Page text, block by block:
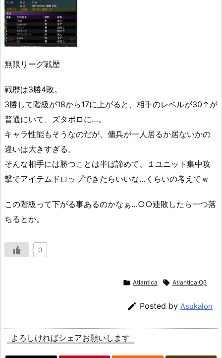
無限リーグ戦歴
戦歴は3勝4敗。
3勝して階級が18から17に上がると、相手のレベルが30↑が
普通にいて、ズタボロに…。
キャラ性能もそうなのだが、傭兵が一人居るか居ないかの
違いは大きすぎる。
そんな相手には勝つことは半ば諦めて、１ユニット集中攻
撃でアイテムドロップできたらいいな…くらいの考えでｗ
この階級って下がる事あるのかなぁ…○○連敗したら一つ落
ちるとか。
0
 Atlantica  Atlantica Oβ
 Posted by Asukalon
よろしければシェアお願いします